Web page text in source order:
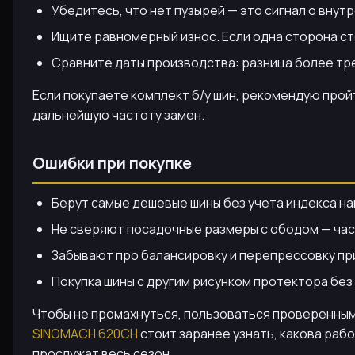
Убедитесь, что нет пузырей — это сигнал о
Ищите равномерный износ. Если одна сторона
Сравните даты производства: разница более
Если покупаете комплект б/у шин, рекомендую
дальнейшую частоту замен.
Ошибки при покупке
Берут самые дешевые шины без учета индекса
Не сверяют посадочные размеры с ободом —
Забывают про балансировку и перепрессовку
Покупка шины с другим рисунком протектора
Чтобы не промахнуться, пользоваться
SINOMACH 620CHстоит заранее узнать, какова